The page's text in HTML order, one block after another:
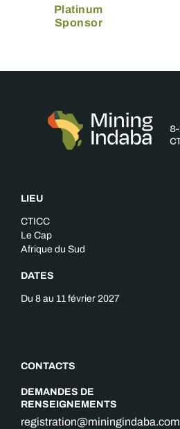
Platinum
Sponsor
LIEU
CTICC
Le Cap
Afrique du Sud
DATES
Du 8 au 11 février 2027
CONTACTS
DEMANDES DE
RENSEIGNEMENTS
registration@miningindaba.com